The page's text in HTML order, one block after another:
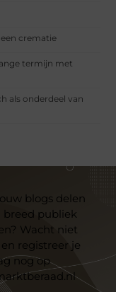
crematie
termijn met
als onderdeel van
blogs delen
breed publiek
Wacht niet
en registreer je
nog op